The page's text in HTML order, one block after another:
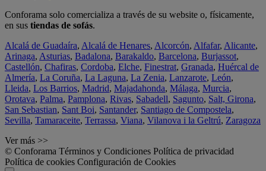
Conforama solo comercializa a través de su website o, físicamente,
en sus tiendas de sofás.
Alcalá de Guadaíra, Alcalá de Henares, Alcorcón, Alfafar, Alicante,
Arinaga, Asturias, Badalona, Barakaldo, Barcelona, Burjassot,
Castellón, Chafiras, Cordoba, Elche, Finestrat, Granada, Huércal de
Almería, La Coruña, La Laguna, La Zenia, Lanzarote, León,
Lleida, Los Barrios, Madrid, Majadahonda, Málaga, Murcia,
Orotava, Palma, Pamplona, Rivas, Sabadell, Sagunto, Salt, Girona,
San Sebastian, Sant Boi, Santander, Santiago de Compostela,
Sevilla, Tamaraceite, Terrassa, Viana, Vilanova i la Geltrú, Zaragoza
Ver más >>
© Conforama Términos y Condiciones Política de privacidad
Política de cookies Configuración de Cookies